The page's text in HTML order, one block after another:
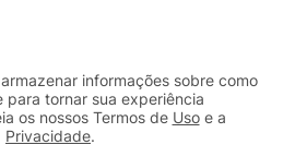
informações sobre como
para tornar sua experiência
os nossos Termos de Usoe a
Privacidade.